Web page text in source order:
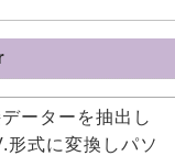
ーターを抽出し
式に変換しパソ